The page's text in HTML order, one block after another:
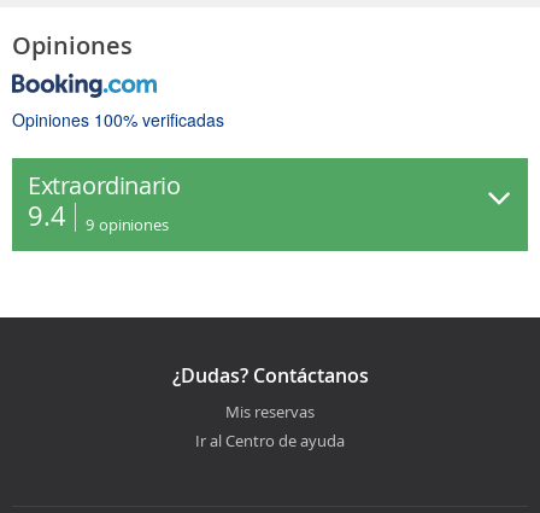
Opiniones
Opiniones 100% verificadas
Extraordinario
9.4 9 opiniones
¿Dudas? Contáctanos
Mis reservas
Ir al Centro de ayuda